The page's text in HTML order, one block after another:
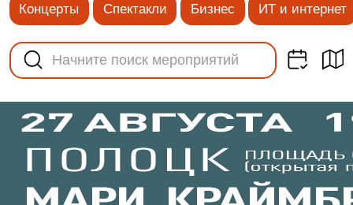
Концерты Спектакли Бизнес ИТ и интернет